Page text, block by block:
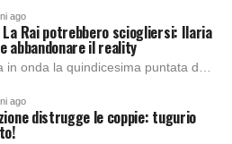
ago
La Rai potrebbero sciogliersi: Ilaria
abbandonare il reality
ago
distrugge le coppie: tugurio